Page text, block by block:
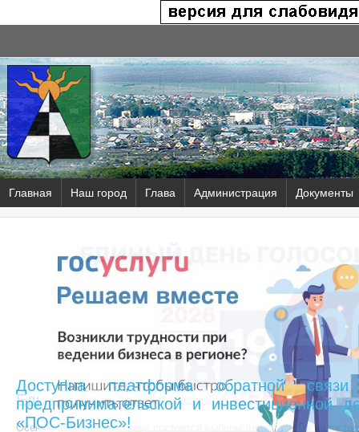
Главная Наш город Глава Администрация Документы
Доступна платформа обратной
предпринимательской и инвестиционной
«ПОС-Бизнес»!